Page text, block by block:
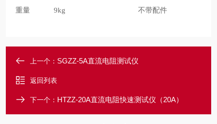
重量
9kg 不带配件
上一个： SGZZ-5A直流电阻测试仪
返回列表
下一个： HTZZ-20A直流电阻快速测试仪（20A）